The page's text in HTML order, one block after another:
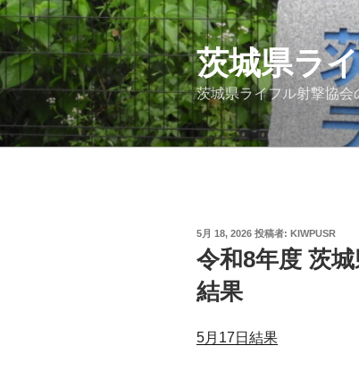
コ
ン
テ
ン
ツ
ス
茨城県ラ
茨城県ライフル射撃協会
投
日:
5月 18, 2026 投稿者: KIWPUSR
令和8年度 茨
結果
5月17日結果